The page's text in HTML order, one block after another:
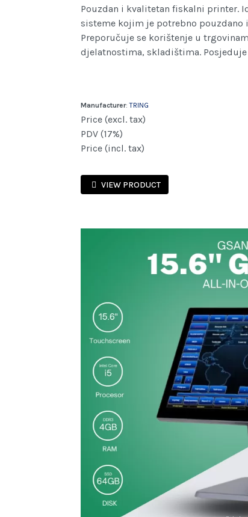
Pouzdan i kvalitetan fiskalni printer.
sisteme kojim je potrebno pouzdano
Preporučuje se korištenje u
djelatnostima, skladištima. Posjeduje
Manufacturer:TRING
Price (excl. tax)
PDV (17%)
Price (incl. tax)
VIEW PRODUCT